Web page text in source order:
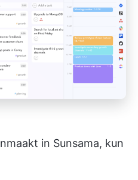
in Sunsama, kun